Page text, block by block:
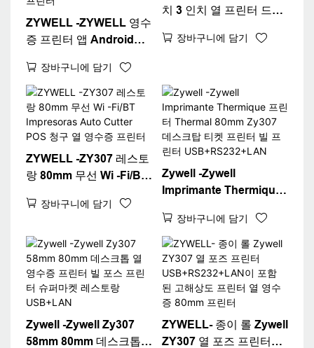
ZYWELL -ZYWELL 영수
증 프린터 앱 Android
ZY307 Bluetooth WiFi
Bill 티켓 프린터 POS 데
스크탑 80 영수증 프린터
장바구니에 담기
치 3 인치 열 프린터 드라
증 프린터 ZY307
장바구니에 담기
ZYWELL -ZY307 레스토
랑 80mm 무선 Wi -Fi/BT
POS 청구 열 영수증 프린
장바구니에 담기
Zywell -Zywell
Imprimante Thermique
Zy307 데스크탑 티켓 프
린터 빌 프린터
USB+RS232+LAN
장바구니에 담기
Zywell -Zywell Zy307
58mm 80mm 데스크톱
ZYWELL- 종이 롤 Zywell
ZY307 열 포즈 프린터